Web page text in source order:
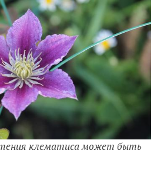
клематиса может быть